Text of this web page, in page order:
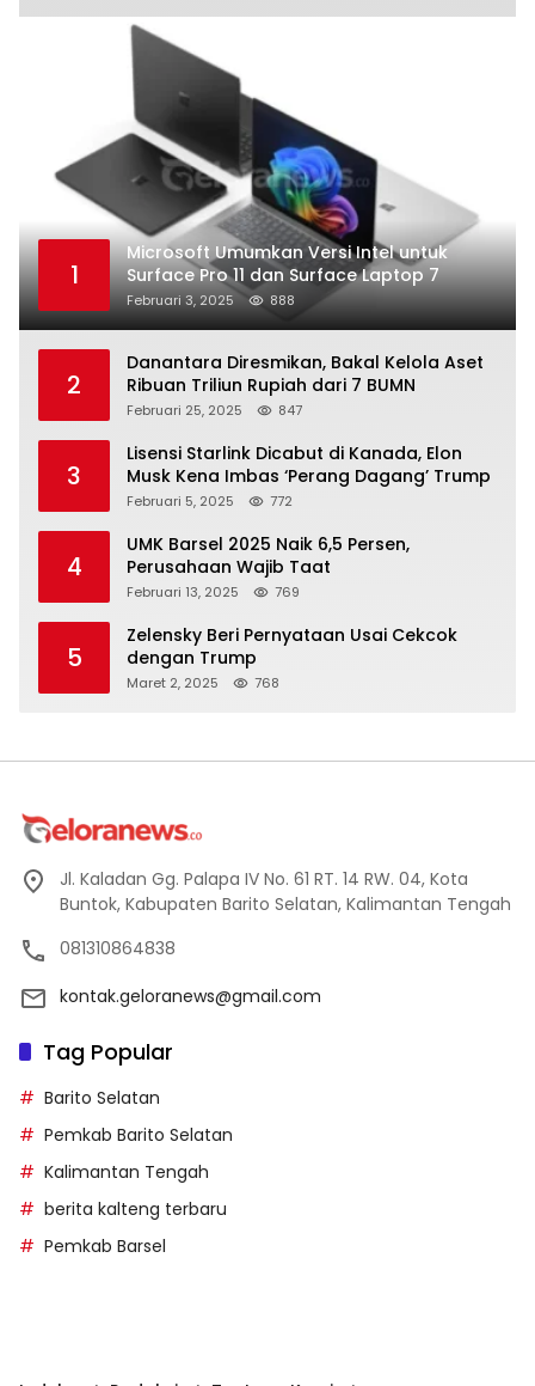
1
Microsoft Umumkan Versi Intel untuk
Surface Pro 11 dan Surface Laptop 7
Februari 3, 2025 888
2
Danantara Diresmikan, Bakal Kelola Aset
Ribuan Triliun Rupiah dari 7 BUMN
Februari 25, 2025 847
3
Lisensi Starlink Dicabut di Kanada, Elon
Musk Kena Imbas ‘Perang Dagang’ Trump
Februari 5, 2025 772
4
UMK Barsel 2025 Naik 6,5 Persen,
Perusahaan Wajib Taat
Februari 13, 2025 769
5
Zelensky Beri Pernyataan Usai Cekcok
dengan Trump
Maret 2, 2025 768
Jl. Kaladan Gg. Palapa IV No. 61 RT. 14 RW. 04, Kota
Buntok, Kabupaten Barito Selatan, Kalimantan Tengah
081310864838
kontak.geloranews@gmail.com
Tag Popular
Barito Selatan
Pemkab Barito Selatan
Kalimantan Tengah
berita kalteng terbaru
Pemkab Barsel